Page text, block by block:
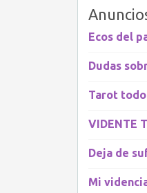
Ecos del
Dudas
Tarot todo
VIDENTE
Deja de
Mi